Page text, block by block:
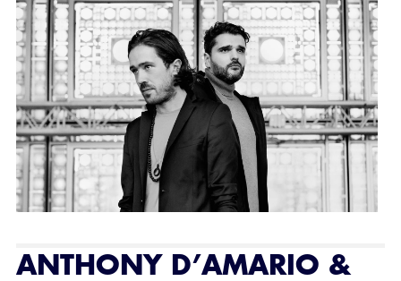
ANTHONY D’AMARIO &